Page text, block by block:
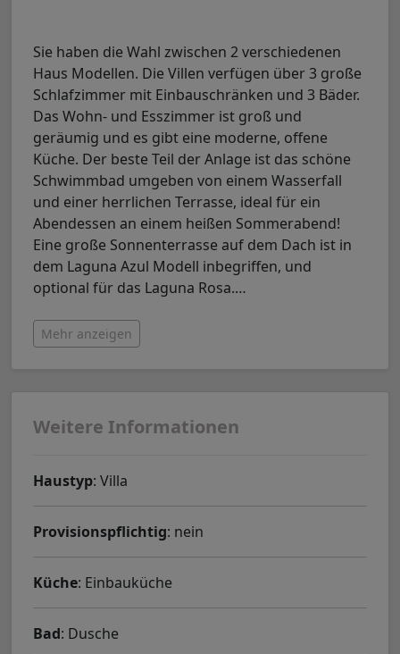
Sie haben die Wahl zwischen 2 verschiedenen
Haus Modellen. Die Villen verfügen über 3 große
Schlafzimmer mit Einbauschränken und 3 Bäder.
Das Wohn- und Esszimmer ist groß und
geräumig und es gibt eine moderne, offene
Küche. Der beste Teil der Anlage ist das schöne
Schwimmbad umgeben von einem Wasserfall
und einer herrlichen Terrasse, ideal für ein
Abendessen an einem heißen Sommerabend!
Eine große Sonnenterrasse auf dem Dach ist in
dem Laguna Azul Modell inbegriffen, und
optional für das Laguna Rosa.…
Mehr anzeigen
Weitere Informationen
Haustyp: Villa
Provisionspflichtig: nein
Küche: Einbauküche
Bad: Dusche